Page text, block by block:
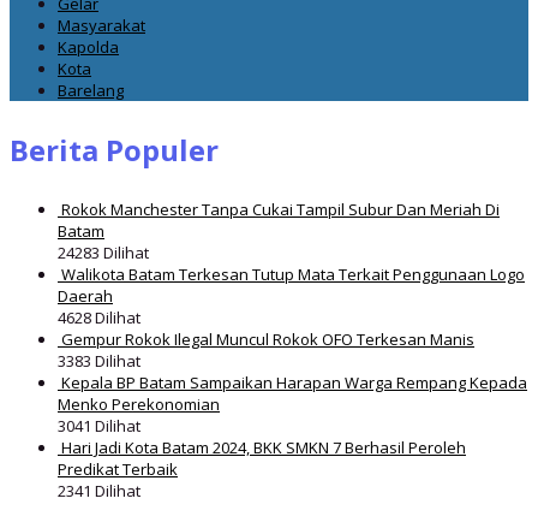
Masyarakat
Kapolda
Kota
Barelang
Berita Populer
Rokok Manchester Tanpa Cukai Tampil Subur Dan Meriah Di
Batam
24283 Dilihat
Walikota Batam Terkesan Tutup Mata Terkait Penggunaan Logo
Daerah
4628 Dilihat
Gempur Rokok Ilegal Muncul Rokok OFO Terkesan Manis
3383 Dilihat
Kepala BP Batam Sampaikan Harapan Warga Rempang Kepada
Menko Perekonomian
3041 Dilihat
Hari Jadi Kota Batam 2024, BKK SMKN 7 Berhasil Peroleh
Predikat Terbaik
2341 Dilihat